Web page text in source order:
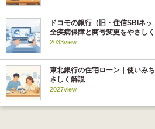
ドコモの銀行（旧・住信SBIネ
全疾病保障と商号変更をやさし
2033view
東北銀行の住宅ローン｜使いみ
さしく解説
2027view